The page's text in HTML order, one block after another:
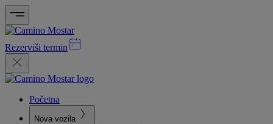
Rezerviši termin
Početna
Nova vozila